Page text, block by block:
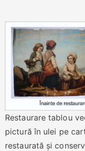
Restaurare tablou
pictură în ulei pe
restaurată și